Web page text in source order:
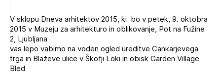
PRIJAVITE SE
POZABLJENO GESLO
V sklopu Dneva arhitektov 2015, ki bo v petek, 9. oktobra
2015 v Muzeju za arhitekturo in oblikovanje, Pot na Fužine
2, Ljubljana
vas lepo vabimo na voden ogled ureditve Cankarjevega
trga in Blaževe ulice v Škofji Loki in obisk Garden Village
Bled
Novičnik izobraževanj
Novičnik natečajev
Tedenski novičnik javnih naročil